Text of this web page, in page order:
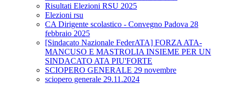
Risultati Elezioni RSU 2025
Elezioni rsu
CA Dirigente scolastico - Convegno Padova 28
febbraio 2025
[Sindacato Nazionale FederATA] FORZA ATA-
MANCUSO E MASTROLIA INSIEME PER UN
SINDACATO ATA PIU'FORTE
SCIOPERO GENERALE 29 novembre
sciopero generale 29.11.2024